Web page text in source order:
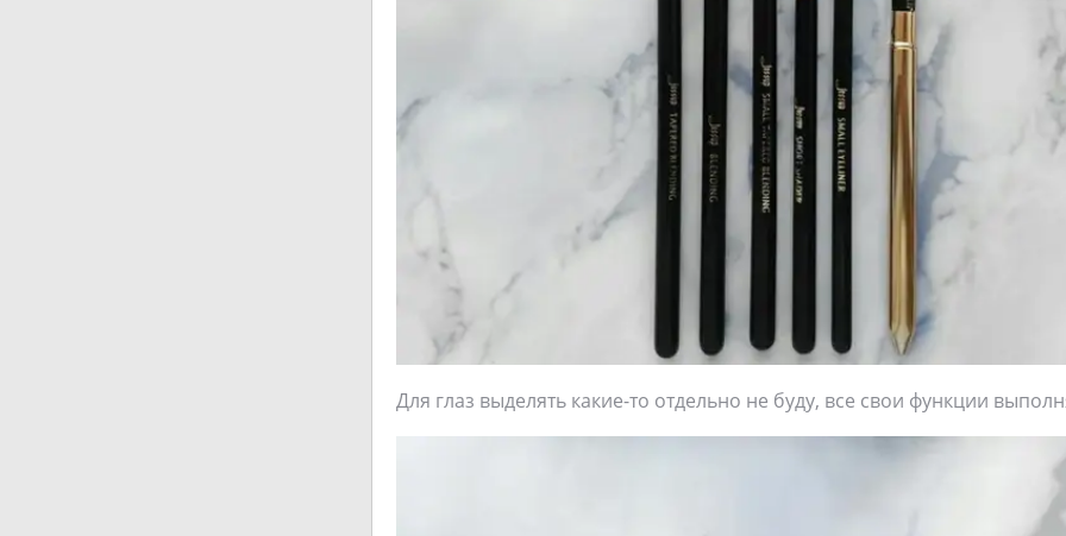
Для глаз выделять какие-то отдельно не буду, все свои функции